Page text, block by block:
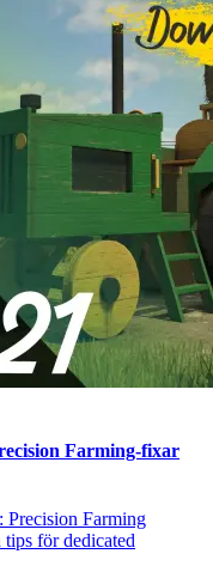
Farming-fixar
Precision Farming
för dedicated